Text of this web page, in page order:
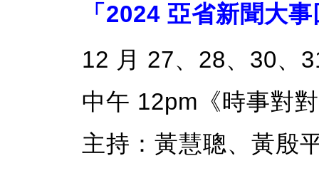
「2024 亞省新聞大
12 月 27、28、30、
中午 12pm《時事對
主持：黃慧聰、黃殷